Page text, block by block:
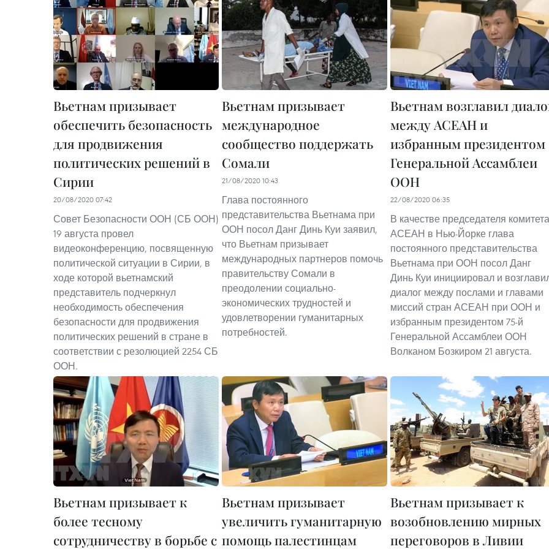
Вьетнам призывает
обеспечить безопасность
для продвижения
политических решений в
Сирии
20/08/2020 07:42
Совет Безопасности ООН (СБ ООН)
19 августа провел
видеоконференцию, посвященную
политической ситуации в Сирии, в
ходе которой вьетнамский
представитель подчеркнул
необходимость обеспечения
безопасности для продвижения
политических решений в стране в
соответствии с резолюцией 2254 СБ
ООН.
Вьетнам призывает
международное
сообщество поддержать
Сомали
21/08/2020 10:43
Глава постоянного
представительства Вьетнама при
ООН посол Данг Динь Куи заявил,
что Вьетнам призывает
международных партнеров помочь
правительству Сомали в
преодолении социально-
экономических трудностей и
удовлетворении гуманитарных
потребностей.
Вьетнам возглавил
между АСЕАН и
избранным президентом
Генеральной Ассамблеи
ООН
22/08/2020 06:35
В качестве председателя комитета
АСЕАН в Нью-Йорке глава
постоянного представительства
Вьетнама при ООН посол Данг
Динь Куи инициировал и
диалог между послами и главами
миссий стран АСЕАН при ООН и
избранным президентом 75-й
Генеральной Ассамблеи ООН
Волканом Бозкиром 21 августа.
Вьетнам призывает к
более тесному
сотрудничеству в борьбе с
Вьетнам призывает
увеличить гуманитарную
помощь палестинцам
Вьетнам призывает к
возобновлению мирных
переговоров в Ливии